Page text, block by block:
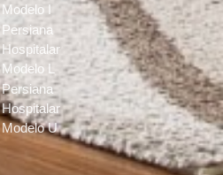
Modelo I
Persiana
Hospitalar
Modelo L
Persiana
Hospitalar
Modelo U